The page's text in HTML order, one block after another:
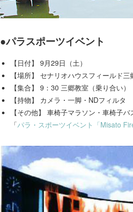
●パラスポーツイベント
【日付】 9月29日（土）
【場所】 セナリオハウスフィールド三
【集合】 9：30 三郷教室（乗り合い）
【持物】 カメラ・一脚・NDフィルタ
【その他】 車椅子マラソン・車椅子バ
「パラ・スポーツイベント「Misato